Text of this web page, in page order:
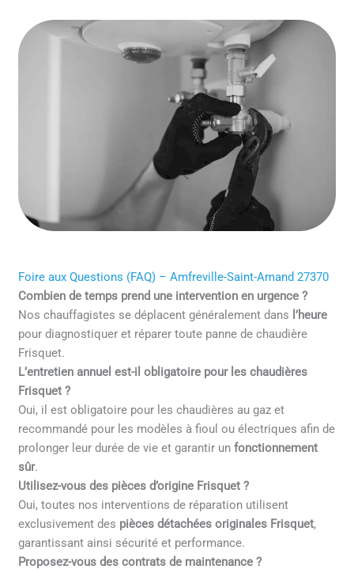
Foire aux Questions (FAQ) – Amfreville-Saint-Amand 27370
Combien de temps prend une intervention en urgence ?
Nos chauffagistes se déplacent généralement dans l’heure
pour diagnostiquer et réparer toute panne de chaudière
Frisquet.
L’entretien annuel est-il obligatoire pour les chaudières
Frisquet ?
Oui, il est obligatoire pour les chaudières au gaz et
recommandé pour les modèles à fioul ou électriques afin de
prolonger leur durée de vie et garantir unfonctionnement
sûr.
Utilisez-vous des pièces d’origine Frisquet ?
Oui, toutes nos interventions de réparation utilisent
exclusivement des pièces détachées originales Frisquet,
garantissant ainsi sécurité et performance.
Proposez-vous des contrats de maintenance ?